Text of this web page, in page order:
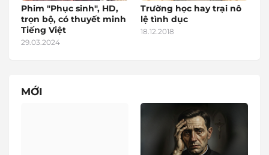
Phim "Phục sinh", HD,
trọn bộ, có thuyết minh
Tiếng Việt
29.03.2024
Trường học hay trại nô
lệ tình dục
18.12.2018
MỚI